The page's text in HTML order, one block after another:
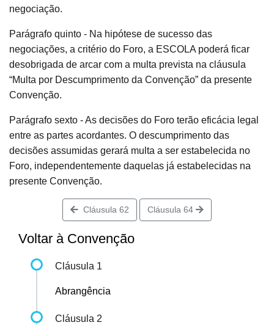
negociação.
Parágrafo quinto - Na hipótese de sucesso das
negociações, a critério do Foro, a ESCOLA poderá ficar
desobrigada de arcar com a multa prevista na cláusula
“Multa por Descumprimento da Convenção” da presente
Convenção.
Parágrafo sexto - As decisões do Foro terão eficácia legal
entre as partes acordantes. O descumprimento das
decisões assumidas gerará multa a ser estabelecida no
Foro, independentemente daquelas já estabelecidas na
presente Convenção.
Cláusula 62 Cláusula 64
Voltar à Convenção
Cláusula 1
Abrangência
Cláusula 2